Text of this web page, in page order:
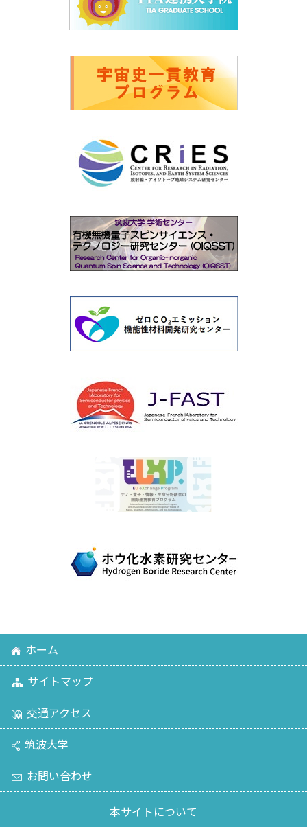
ホーム
サイトマップ
交通アクセス
筑波大学
お問い合わせ
本サイトについて